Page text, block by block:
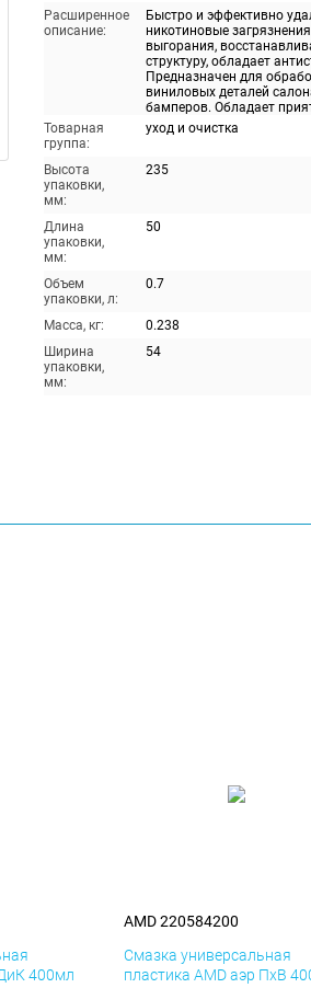
Расширенное
описание:
Быстро и эффективно
никотиновые
выгорания,
структуру, обладает
Предназначен для
виниловых деталей
бамперов. Обладает
Товарная
группа:
уход и очистка
Высота
упаковки,
мм:
235
Длина
упаковки,
мм:
50
Объем
упаковки, л:
0.7
Масса, кг:
0.238
Ширина
упаковки,
мм:
54
400мл
AMD 220584200
Смазка универсальная
пластика AMD аэр ПхВ